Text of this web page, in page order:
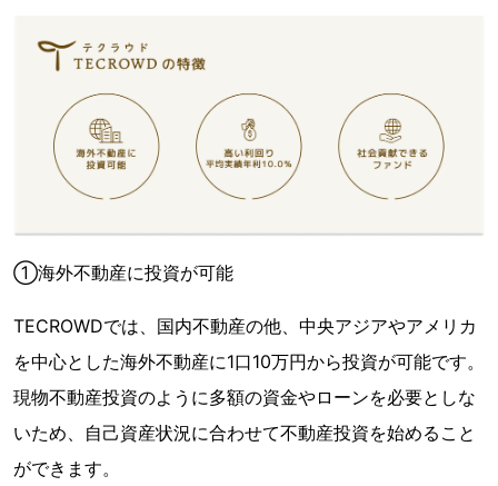
①海外不動産に投資が可能
TECROWDでは、国内不動産の他、中央アジアやアメリカ
を中心とした海外不動産に1口10万円から投資が可能です。
現物不動産投資のように多額の資金やローンを必要としな
いため、自己資産状況に合わせて不動産投資を始めること
ができます。